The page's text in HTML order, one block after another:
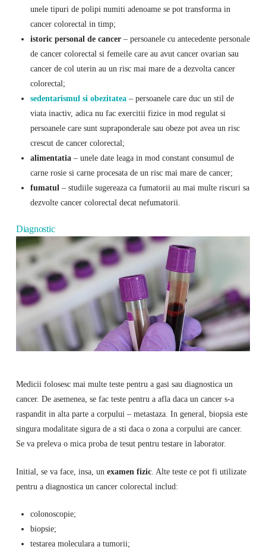
unele tipuri de polipi numiti adenoame se pot transforma in
cancer colorectal in timp;
istoric personal de cancer– persoanele cu antecedente personale
de cancer colorectal si femeile care au avut cancer ovarian sau
cancer de col uterin au un risc mai mare de a dezvolta cancer
colorectal;
sedentarismul si obezitatea– persoanele care duc un stil de
viata inactiv, adica nu fac exercitii fizice in mod regulat si
persoanele care sunt supraponderale sau obeze pot avea un risc
crescut de cancer colorectal;
alimentatia– unele date leaga in mod constant consumul de
carne rosie si carne procesata de un risc mai mare de cancer;
fumatul– studiile sugereaza ca fumatorii au mai multe riscuri sa
dezvolte cancer colorectal decat nefumatorii.
Diagnostic
Medicii folosesc mai multe teste pentru a gasi sau diagnostica un
cancer. De asemenea, se fac teste pentru a afla daca un cancer s-a
raspandit in alta parte a corpului – metastaza. In general, biopsia este
singura modalitate sigura de a sti daca o zona a corpului are cancer.
Se va preleva o mica proba de tesut pentru testare in laborator.
Initial, se va face, insa, un examen fizic. Alte teste ce pot fi utilizate
pentru a diagnostica un cancer colorectal includ:
colonoscopie;
biopsie;
testarea moleculara a tumorii;